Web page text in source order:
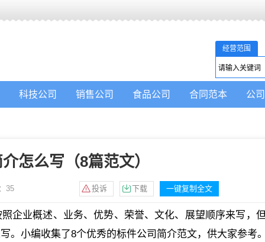
经营范围
科技公司 销售公司 食品公司 合同范本 公
怎么写（8篇范文）
35 投诉 下载 一键复制全文
企业概述、业务、优势、荣誉、文化、展望顺序来写，
。小编收集了8个优秀的标件公司简介范文，供大家参考